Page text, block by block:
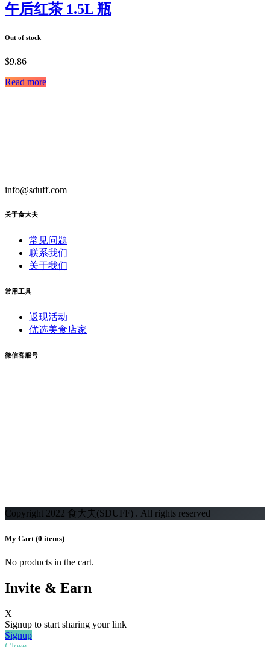
午后红茶 1.5L 瓶
Out of stock
$9.86
Read more
info@sduff.com
关于食大夫
常见问题
联系我们
关于我们
常用工具
返现活动
优选美食店家
微信客服号
Copyright 2022 食大夫(SDUFF) . All rights reserved
My Cart (0 items)
No products in the cart.
Invite & Earn
X
Signup to start sharing your link
Signup